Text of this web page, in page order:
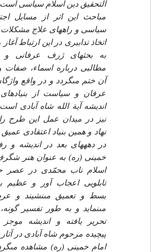
التحقيق دين اسلام سياسى
مباحث اين اثر از مسايل
سياسى و راههاى علاج مشكلات
اتخاذ تدابيرى در اين ارتباط
به بحث‏هاى ژرف عرفانى و
مطالبى درباره اسماء، صفات
آن ختم مى‏گردد و در واقع
عرفان و سياست از
انديشه آية الله شاه آبادى
نيز در ميدان عمل اين طرح را
نهاد و همين بنياد اعتقادى
در دهه‏هاى بعد در انديشه و
خمينى (ره) به عنوان هنر
اسلام ناب محمّدى در عصر
تابلويى اعجاب آور و عظيم
بسط و تعميق مى‏نشيند و
مى‏نمايد و به طور تفسير
تحرير يافته و انديشه
پيچيده مرحوم شاه آبادى در
امام خمينى (ره) مشاهده